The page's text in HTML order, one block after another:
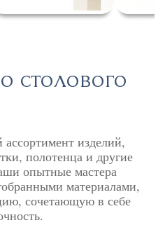
столового
изделий,
полотенца и другие
опытные мастера
материалами,
сочетающую в себе